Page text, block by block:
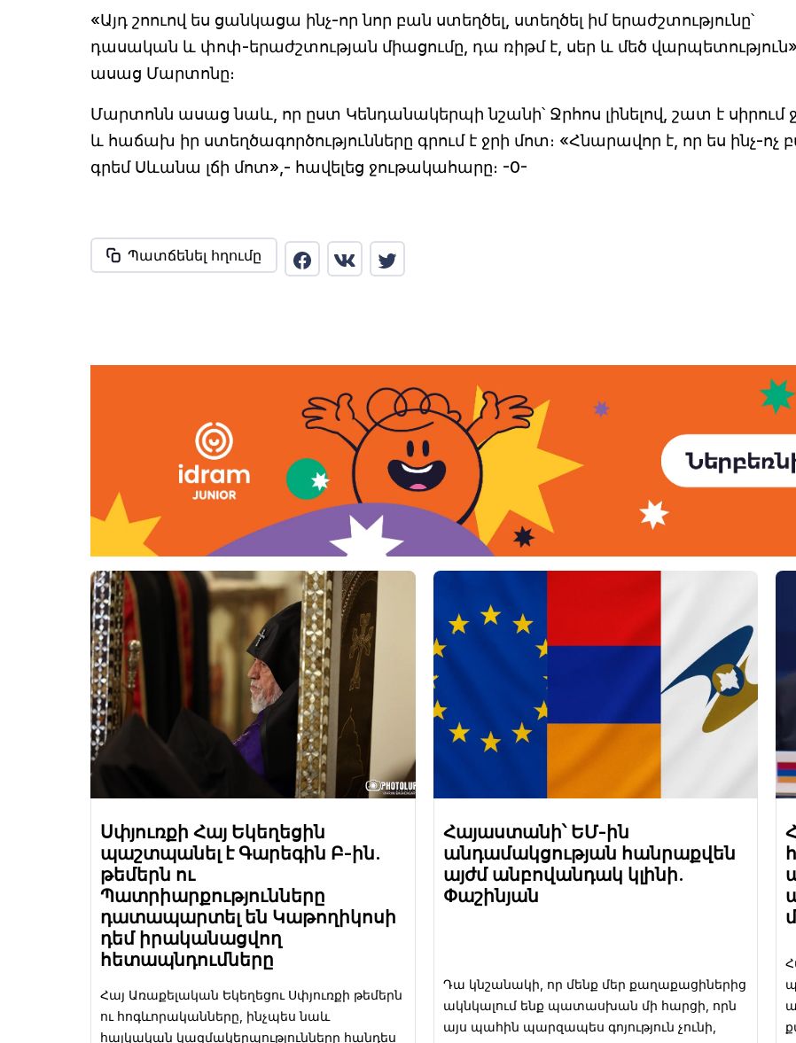
«Այդ շոուով ես ցանկացա ինչ-որ նոր բան ստեղծել, ստեղծել իմ երաժշտությունը՝
դասական և փոփ-երաժշտության միացումը, դա ռիթմ է, սեր և մեծ
ասաց Մարտոնը։
Մարտոնն ասաց նաև, որ ըստ Կենդանակերպի նշանի՝ Ջրհոս լինելով, շատ է սիրում
և հաճախ իր ստեղծագործությունները գրում է ջրի մոտ։ «Հնարավոր է, որ ես ինչ-ոչ
գրեմ Սևանա լճի մոտ»,- հավելեց ջութակահարը։ -0-
Պատճենել հղումը
Սփյուռքի Հայ Եկեղեցին
պաշտպանել է Գարեգին Բ-ին.
թեմերն ու
Պատրիարքությունները
դատապարտել են Կաթողիկոսի
դեմ իրականացվող
հետապնդումները
Հայ Առաքելական Եկեղեցու Սփյուռքի թեմերն
ու հոգևորականները, ինչպես նաև
հայկական կազմակերպությունները հանդես
Հայաստանի՝ ԵՄ-ին
անդամակցության հանրաքվեն
այժմ անբովանդակ կլինի.
Փաշինյան
Դա կնշանակի, որ մենք մեր քաղաքացիներից
ակնկալում ենք պատասխան մի հարցի, որն
այս պահին պարզապես գոյություն չունի,